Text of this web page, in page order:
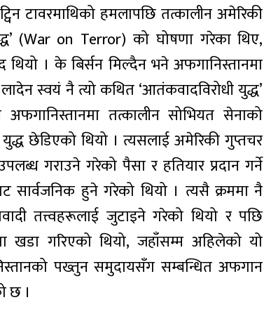
टावरमाथिको हमलापछि तत्कालीन अमेरिकी
(War on Terror) को घोषणा गरेका थिए,
। के बिर्सन मिल्दैन भने अफगानिस्तानमा
स्वयं नै त्यो कथित ‘आतंकवादविरोधी युद्ध’
तत्कालीन सोभियत सेनाको
युद्ध छेडिएको थियो । त्यसलाई अमेरिकी गुप्तचर
गराउने गरेको पैसा र हतियार प्रदान गर्ने
सार्वजनिक हुने गरेको थियो । त्यसै क्रममा नै
तत्त्वहरूलाई जुटाइने गरेको थियो र पछि
गरिएको थियो, जहाँसम्म अहिलेको यो
पख्तुन समुदायसँग सम्बन्धित अफगान
छ ।